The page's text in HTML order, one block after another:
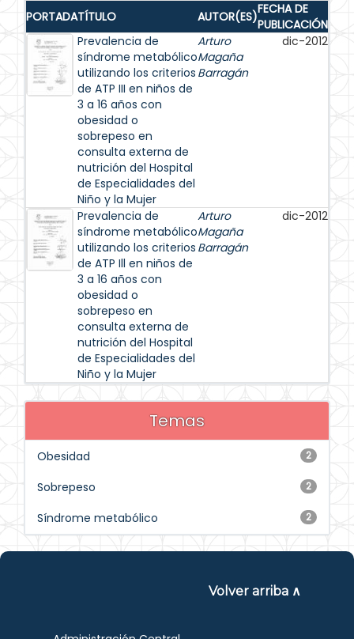
PORTADATÍTULO AUTOR(ES)FECHA DE
PUBLICACIÓN
Prevalencia de
síndrome metabólico
utilizando los criterios
de ATP III en niños de
3 a 16 años con
obesidad o
sobrepeso en
consulta externa de
nutrición del Hospital
de Especialidades del
Niño y la Mujer
Arturo
Magaña
Barragán
dic-2012
Prevalencia de
síndrome metabólico
utilizando los criterios
de ATP Ill en niños de
3 a 16 años con
obesidad o
sobrepeso en
consulta externa de
nutrición del Hospital
de Especialidades del
Niño y la Mujer
Arturo
Magaña
Barragán
dic-2012
Temas
2
Obesidad
2
Sobrepeso
2
Síndrome metabólico
Volver arriba ∧